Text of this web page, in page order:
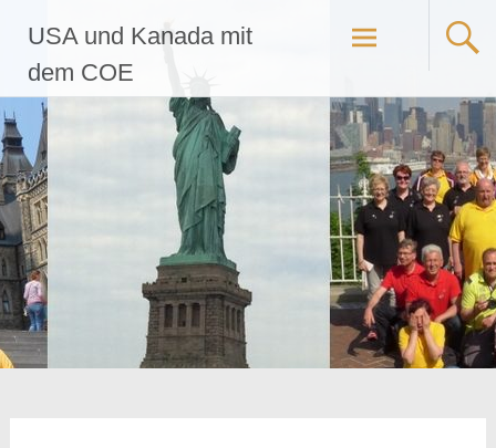
Inhalt
springen
USA und Kanada mit
dem COE